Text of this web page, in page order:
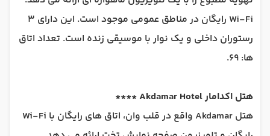
Wi-Fi رایگان در مناطق عمومی موجود است. این دارای 3
رستوران داخلی و یک نوار با موسیقی زنده است. تعداد اتاق
ها: 69.
هتل اکدامار Akdamar Hotel ****
هتل Akdamar واقع در قلب وان، اتاق های رایگان با Wi-Fi